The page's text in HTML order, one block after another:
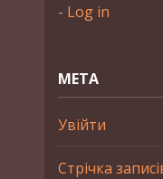
- Log in
МЕТА
Увійти
Стрічка